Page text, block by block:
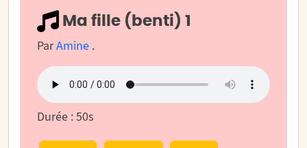
Ma fille (benti) 1
ParAmine .
Durée : 50s